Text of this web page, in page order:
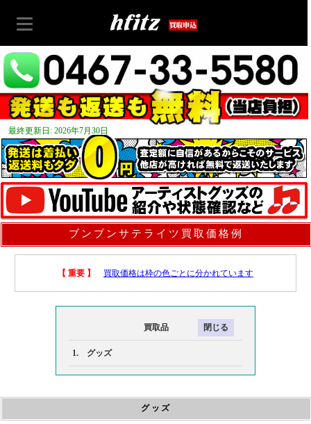
最終更新日: 2026年7月30日
ブンブンサテライツ買取価格例
【 重要 】 買取価格は枠の色ごとに分かれています
買取品
1. グッズ
グッズ